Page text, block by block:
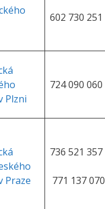
602 730 251
Plzni
724 090 060
Praze
736 521 357
771 137 070